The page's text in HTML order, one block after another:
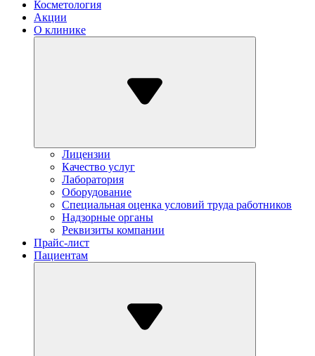
Косметология
Акции
О клинике
Лицензии
Качество услуг
Лаборатория
Оборудование
Специальная оценка условий труда работников
Надзорные органы
Реквизиты компании
Прайс-лист
Пациентам